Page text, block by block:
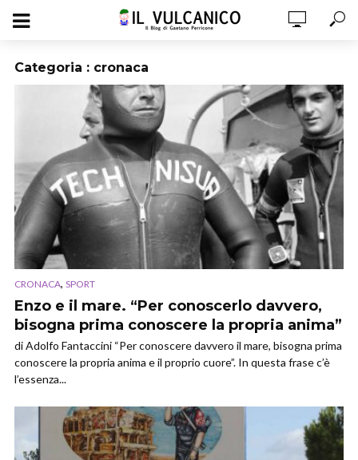
Categoria : cronaca
CRONACA, SPORT
Enzo e il mare. “Per conoscerlo davvero,
bisogna prima conoscere la propria anima”
di Adolfo Fantaccini “Per conoscere davvero il mare, bisogna prima
conoscere la propria anima e il proprio cuore”. In questa frase c’è
l’essenza...